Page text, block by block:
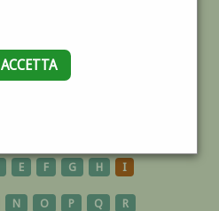
ACCETTA
E F G H I
N O P Q R